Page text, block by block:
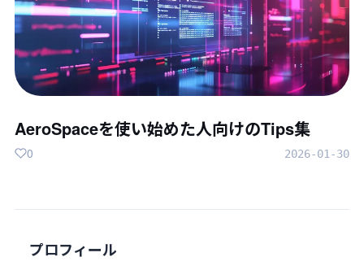
AeroSpaceを使い始めた人向けのTips集
2026-01-30
0
プロフィール